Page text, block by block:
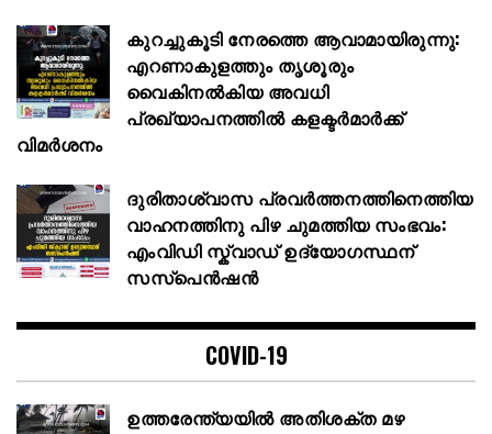
കുറച്ചുകൂടി നേരത്തെ ആവാമായിരുന്നു:
എറണാകുളത്തും തൃശൂരും
വൈകിനൽകിയ അവധി
പ്രഖ്യാപനത്തില്‍ കളക്ടര്‍മാര്‍ക്ക്
വിമര്‍ശനം
ദുരിതാശ്വാസ പ്രവർത്തനത്തിനെത്തിയ
വാഹനത്തിനു പിഴ ചുമത്തിയ സംഭവം:
എംവിഡി സ്ക്വാഡ് ഉദ്യോഗസ്ഥന്
സസ്പെൻഷൻ
COVID-19
ഉത്തരേന്ത്യയിൽ അതിശക്ത മഴ